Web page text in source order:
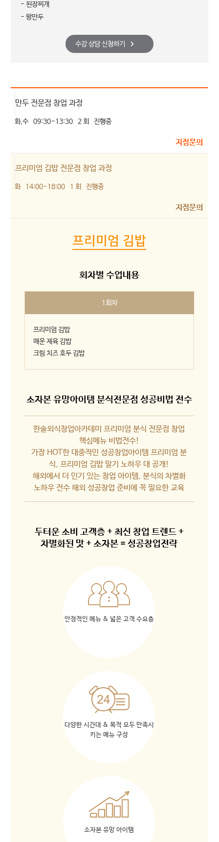
- 된장찌개
- 왕만두
수강 상담 신청하기
만두 전문점 창업 과정
화,수 09:30~13:30 2 회
지점문의
진행중
프리미엄 김밥 전문점 창업 과정
화 14:00~18:00 1 회
지점문의
진행중
프리미엄 김밥
회차별 수업내용
1회차
프리미엄 김밥
매운 제육 김밥
크림 치즈 호두 김밥
소자본 유망아이템 분식전문점 성공비법 전수
한솔외식창업아카데미 프리미엄 분식 전문점 창업
핵심메뉴 비법전수!
가장 HOT한 대중적인 성공창업아이템 프리미엄 분
식, 프리미엄 김밥 말기 노하우 대 공개!
해외에서 더 인기 있는 창업 아이템, 분식의 차별화
노하우 전수 해외 성공창업 준비에 꼭 필요한 교육
두터운 소비 고객층 + 최신 창업 트렌드 +
차별화된 맛 + 소자본 = 성공창업전략
안정적인 메뉴 & 넓은 고객 수요층
다양한 시간대 & 목적 모두 만족시
키는 메뉴 구성
소자본 유망 아이템